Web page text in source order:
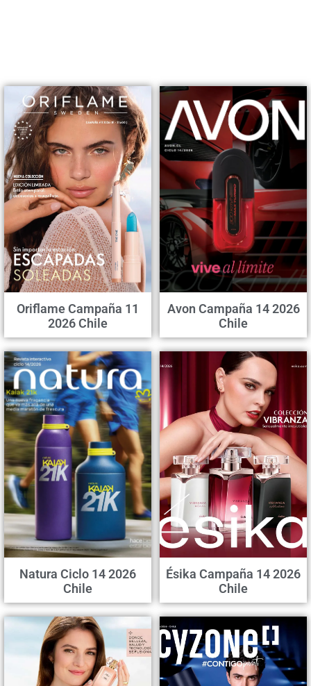
Oriflame Campaña 11
2026 Chile
Avon Campaña 14 2026
Chile
Natura Ciclo 14 2026
Chile
Ésika Campaña 14 2026
Chile